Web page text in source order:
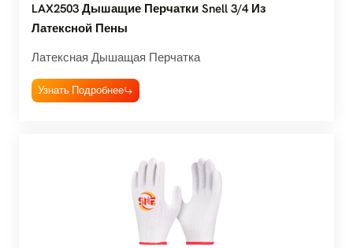
LAX2503 Дышащие Перчатки Snell 3/4 Из
Латексной Пены
Латексная Дышащая Перчатка
Узнать Подробнее